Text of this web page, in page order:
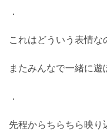
．
これはどういう表情
またみんなで一緒に遊
．
先程からちらちら映り